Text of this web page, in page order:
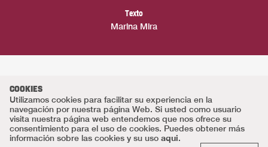
Texto
Marina Mira
COOKIES
Utilizamos cookies para facilitar su experiencia en la
navegación por nuestra página Web. Si usted como usuario
visita nuestra página web entendemos que nos ofrece su
consentimiento para el uso de cookies. Puedes obtener más
información sobre las cookies y su uso aqui.